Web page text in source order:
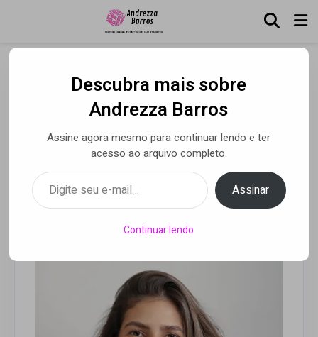
Yasmin Martins Mendes
fala da carreira dentro e
fora do país
Por Andrezza Barros• 12 abr 2021
Descubra mais sobre
Andrezza Barros
Assine agora mesmo para continuar lendo e ter
acesso ao arquivo completo.
Digite seu e-mail…
Assinar
Continuar lendo